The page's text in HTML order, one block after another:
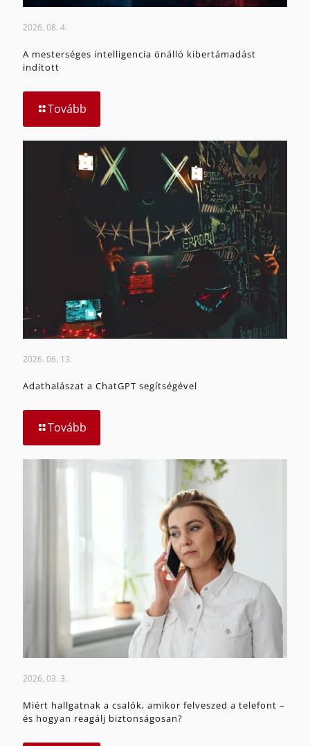
2026. 08. 4.
A mesterséges intelligencia önálló kibertámadást
indított
Tovább
2026. 06. 13.
Adathalászat a ChatGPT segítségével
Tovább
2026. 03. 3.
Miért hallgatnak a csalók, amikor felveszed a telefont –
és hogyan reagálj biztonságosan?